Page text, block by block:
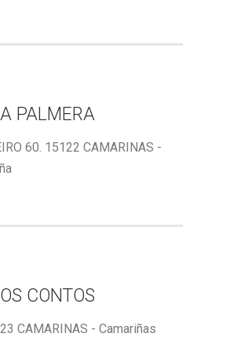
PALMERA
60. 15122 CAMARINAS -
CONTOS
CAMARINAS - Camariñas